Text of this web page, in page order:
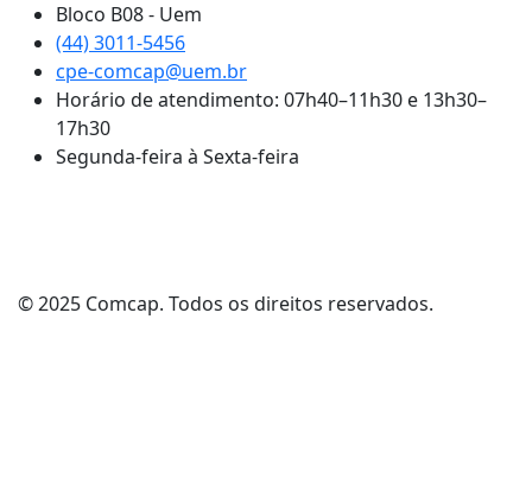
Bloco B08 - Uem
(44) 3011-5456
cpe-comcap@uem.br
Horário de atendimento: 07h40–11h30 e 13h30–
17h30
Segunda-feira à Sexta-feira
© 2025 Comcap. Todos os direitos reservados.